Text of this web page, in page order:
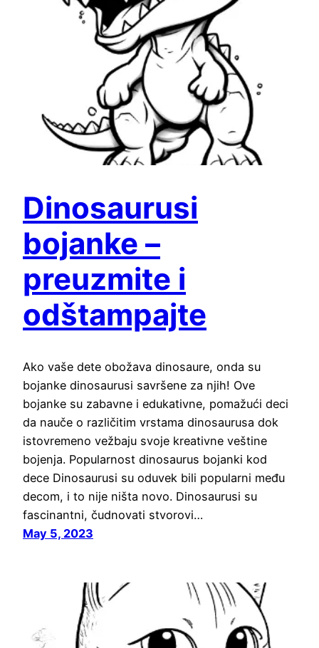
Dinosaurusi
bojanke –
preuzmite i
odštampajte
Ako vaše dete obožava dinosaure, onda su
bojanke dinosaurusi savršene za njih! Ove
bojanke su zabavne i edukativne, pomažući deci
da nauče o različitim vrstama dinosaurusa dok
istovremeno vežbaju svoje kreativne veštine
bojenja. Popularnost dinosaurus bojanki kod
dece Dinosaurusi su oduvek bili popularni među
decom, i to nije ništa novo. Dinosaurusi su
fascinantni, čudnovati stvorovi…
May 5, 2023